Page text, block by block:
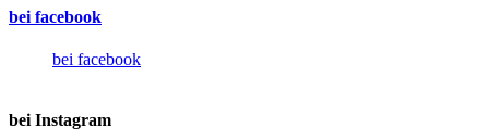
bei facebook
bei facebook
bei Instagram